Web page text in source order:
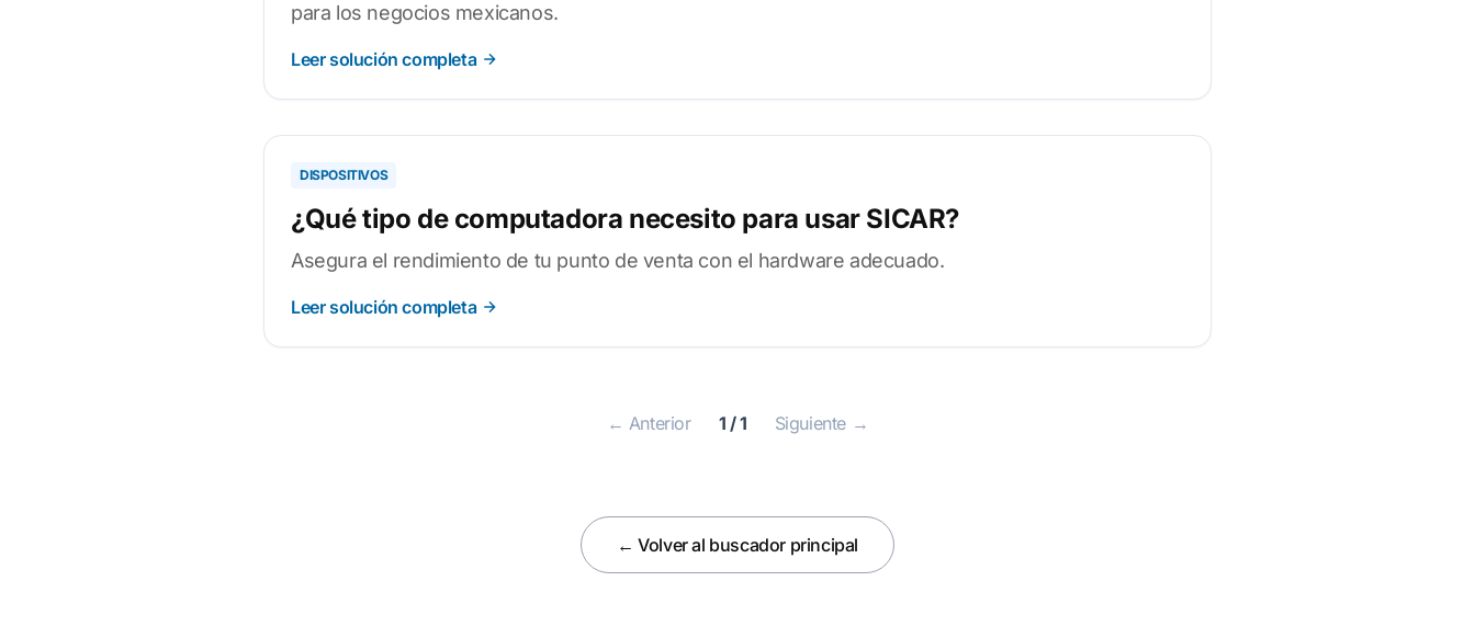
para los negocios mexicanos.
Leer solución completa
DISPOSITIVOS
¿Qué tipo de computadora necesito para usar SICAR?
Asegura el rendimiento de tu punto de venta con el hardware adecuado.
Leer solución completa
← Anterior 1 / 1 Siguiente →
← Volver al buscador principal